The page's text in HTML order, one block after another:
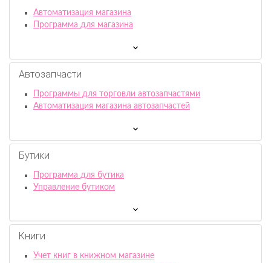
Автоматизация магазина
Программа для магазина
Автозапчасти
Программы для торговли автозапчастями
Автоматизация магазина автозапчастей
Бутики
Программа для бутика
Управление бутиком
Книги
Учет книг в книжном магазине